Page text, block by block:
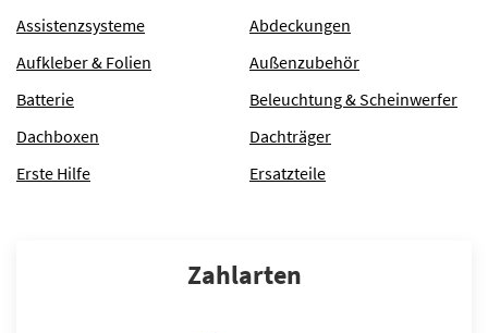
FEHLERSPEICHER
Assistenzsysteme
Abdeckungen
Aufkleber & Folien
Außenzubehör
Batterie
Beleuchtung & Scheinwerfer
Dachboxen
Dachträger
Erste Hilfe
Ersatzteile
Zahlarten